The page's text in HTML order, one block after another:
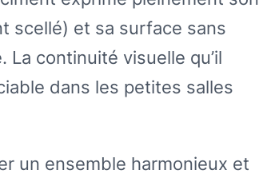
scellé) et sa surface sans
continuité visuelle qu’il
dans les petites salles
un ensemble harmonieux et